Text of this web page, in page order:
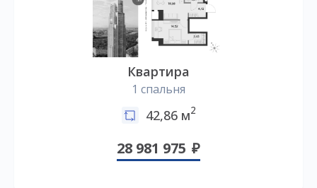
Квартира
1 спальня
42,86 м2
28 981 975